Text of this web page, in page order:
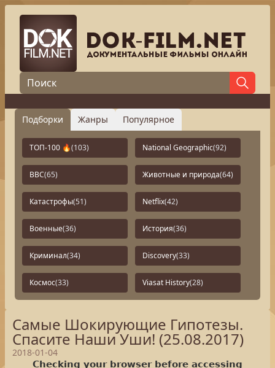
Подборки Жанры Популярное
ТОП-100 🔥(103) National Geographic(92)
BBC(65) Животные и природа(64)
Катастрофы(51) Netflix(42)
Военные(36) История(36)
Криминал(34) Discovery(33)
Космос(33) Viasat History(28)
Самые Шокирующие Гипотезы.
Спасите Наши Уши! (25.08.2017)
2018-01-04